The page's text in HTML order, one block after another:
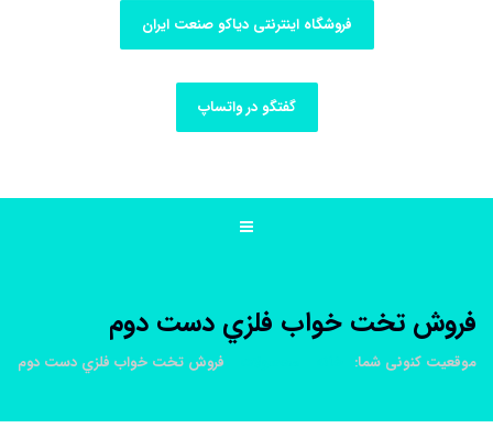
فروشگاه اینترنتی دیاکو صنعت ایران
گفتگو در واتساپ
فروش تخت خواب فلزي دست دوم
موقعیت کنونی شما: فروش تخت خواب فلزي دست دوم